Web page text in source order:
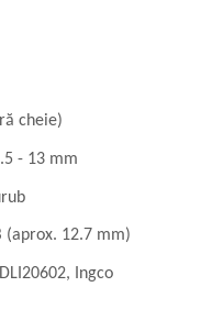
cheie)
- 13 mm
(aprox. 12.7 mm)
Ingco